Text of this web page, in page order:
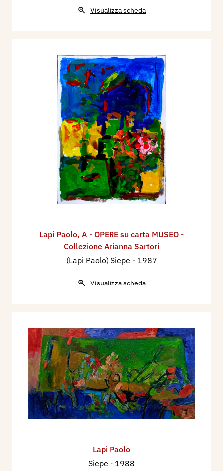
Visualizza scheda
Lapi Paolo, A - OPERE su carta MUSEO -
Collezione Arianna Sartori
(Lapi Paolo) Siepe - 1987
Visualizza scheda
Lapi Paolo
Siepe - 1988